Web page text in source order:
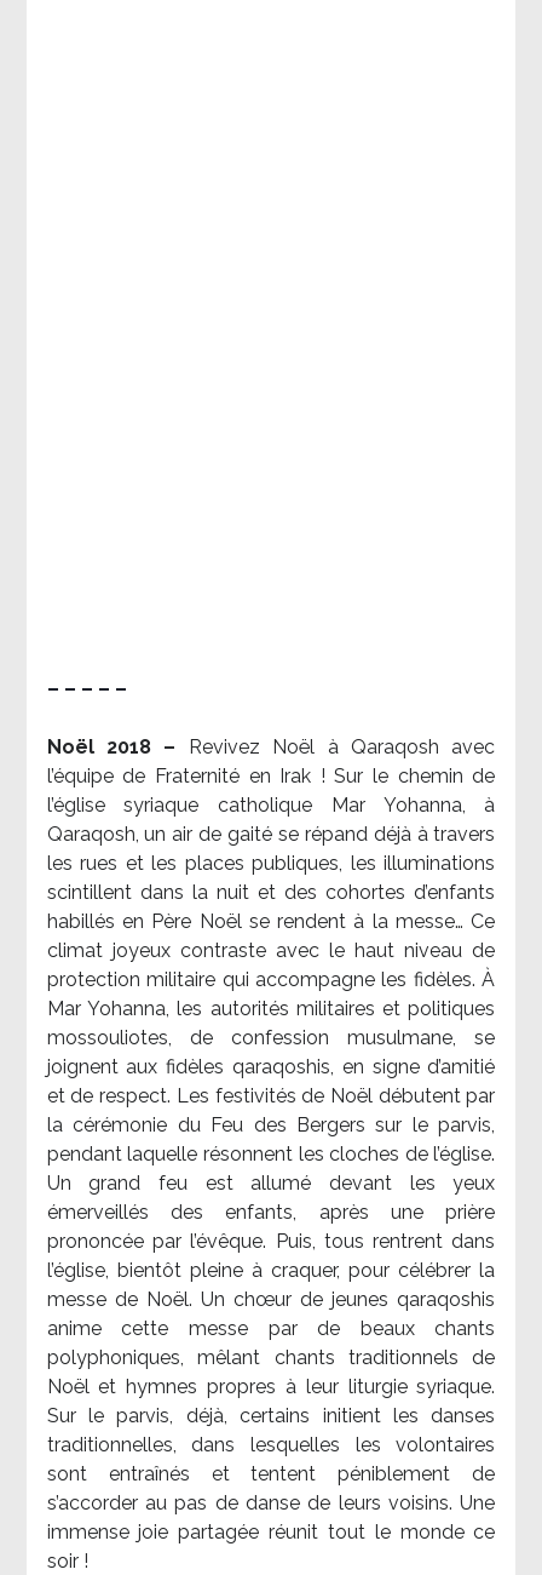
– – – – –
Noël 2018 –
Revivez Noël à Qaraqosh avec
l’équipe de Fraternité en Irak ! Sur le chemin de
l’église syriaque catholique Mar Yohanna, à
Qaraqosh, un air de gaité se répand déjà à travers
les rues et les places publiques, les illuminations
scintillent dans la nuit et des cohortes d’enfants
habillés en Père Noël se rendent à la messe… Ce
climat joyeux contraste avec le haut niveau de
protection militaire qui accompagne les fidèles. À
Mar Yohanna, les autorités militaires et politiques
mossouliotes, de confession musulmane, se
joignent aux fidèles qaraqoshis, en signe d’amitié
et de respect. Les festivités de Noël débutent par
la cérémonie du Feu des Bergers sur le parvis,
pendant laquelle résonnent les cloches de l’église.
Un grand feu est allumé devant les yeux
émerveillés des enfants, après une prière
prononcée par l’évêque. Puis, tous rentrent dans
l’église, bientôt pleine à craquer, pour célébrer la
messe de Noël. Un chœur de jeunes qaraqoshis
anime cette messe par de beaux chants
polyphoniques, mêlant chants traditionnels de
Noël et hymnes propres à leur liturgie syriaque.
Sur le parvis, déjà, certains initient les danses
traditionnelles, dans lesquelles les volontaires
sont entraînés et tentent péniblement de
s’accorder au pas de danse de leurs voisins. Une
immense joie partagée réunit tout le monde ce
soir !